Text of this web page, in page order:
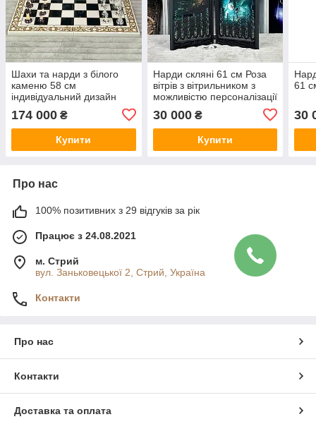
Шахи та нарди з білого
каменю 58 см
індивідуальний дизайн
174 000 ₴
Купити
Нарди скляні 61 см Роза
вітрів з вітрильником з
можливістю персоналізації
30 000₴
Купити
61
30
Про нас
100% позитивних з 29 відгуків за рік
Працює з 24.08.2021
м. Стрий
вул. Заньковецької 2, Стрий, Україна
Контакти
Про нас
Контакти
Доставка та оплата